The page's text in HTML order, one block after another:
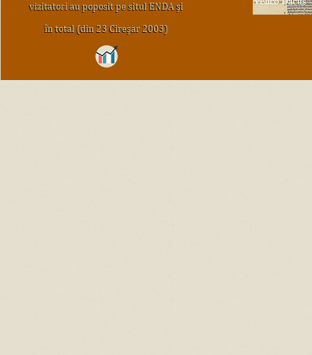
vizitatori au poposit pe situl ENDA şi
în total (din 23 Cireşar 2003)